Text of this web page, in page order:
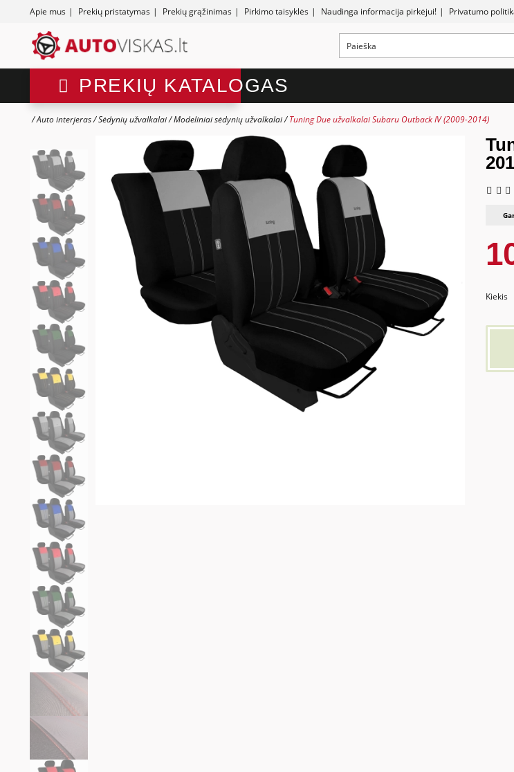
Apie mus | Prekių pristatymas | Prekių grąžinimas | Pirkimo taisyklės | Naudinga informacija pirkėjui! | Privatumo
PREKIŲ KATALOGAS
Auto interjeras Sėdynių užvalkalai Modeliniai sėdynių užvalkalai Tuning Due užvalkalai Subaru Outback IV (2009-2014)
Kiekis